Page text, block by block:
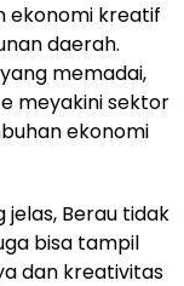
ekonomi kreatif
daerah.
memadai,
meyakini sektor
ekonomi
jelas, Berau tidak
bisa tampil
dan kreativitas